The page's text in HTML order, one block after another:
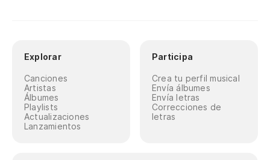
Explorar
Canciones
Artistas
Álbumes
Playlists
Actualizaciones
Lanzamientos
Participa
Crea tu perfil musical
Envía álbumes
Envía letras
Correcciones de
letras